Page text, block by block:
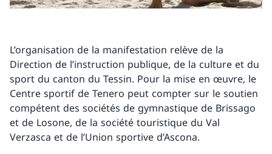
L’organisation de la manifestation relève de la
Direction de l’instruction publique, de la culture et du
sport du canton du Tessin. Pour la mise en œuvre, le
Centre sportif de Tenero peut compter sur le soutien
compétent des sociétés de gymnastique de Brissago
et de Losone, de la société touristique du Val
Verzasca et de l’Union sportive d’Ascona.